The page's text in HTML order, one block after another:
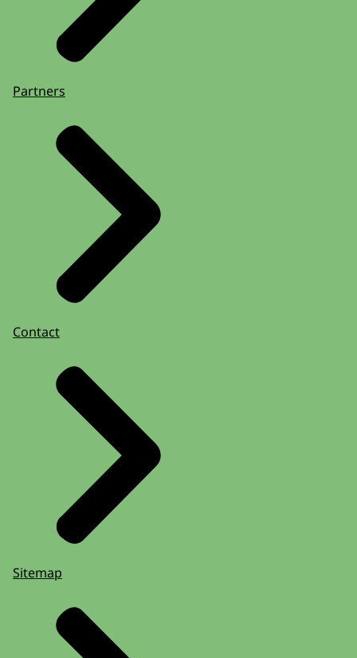
beschikbaar zijn kunnen coaches die de
bijdrage al één keer hebben ontvangen,
met een nieuwe aanvraag nogmaals
kijken we bij veel animo naar de volgorde
waarbij de eerste aanvragen voorrang
krijgen.
Het aanvragen van de bijdrage
gebeurt in vier stappen.
Aanvragen via
Partners
Contact
Sitemap